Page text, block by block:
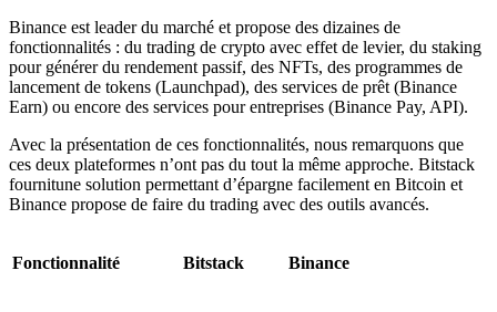
Binance est leader du marché et propose des dizaines de
fonctionnalités : du trading de crypto avec effet de levier, du staking
pour générer du rendement passif, des NFTs, des programmes de
lancement de tokens (Launchpad), des services de prêt (Binance
Earn) ou encore des services pour entreprises (Binance Pay, API).
Avec la présentation de ces fonctionnalités, nous remarquons que
ces deux plateformes n’ont pas du tout la même approche. Bitstack
fournitune solution permettant d’épargne facilement en Bitcoin et
Binance propose de faire du trading avec des outils avancés.
Fonctionnalité Bitstack Binance